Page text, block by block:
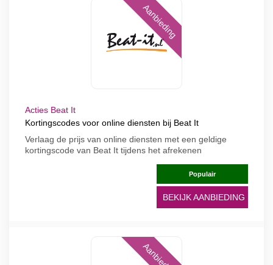
Aanbieding
Acties Beat It
Kortingscodes voor online diensten bij Beat It
Verlaag de prijs van online diensten met een geldige
kortingscode van Beat It tijdens het afrekenen
Populair
BEKIJK AANBIEDING